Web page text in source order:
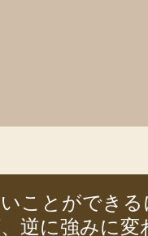
ことができ
逆に強みに変